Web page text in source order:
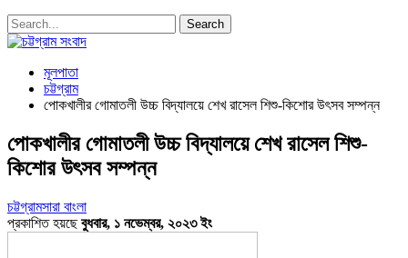
মূলপাতা
চট্টগ্রাম
পোকখালীর গোমাতলী উচ্চ বিদ্যালয়ে শেখ রাসেল শিশু-কিশোর উৎসব সম্পন্ন
পোকখালীর গোমাতলী উচ্চ বিদ্যালয়ে শেখ রাসেল শিশু-
কিশোর উৎসব সম্পন্ন
চট্টগ্রামসারা বাংলা
প্রকাশিত হয়ছেবুধবার, ১ নভেম্বর, ২০২৩ ইং